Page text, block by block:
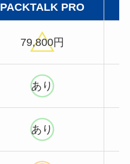
PACKTALK PRO
79,800円
あり
あり